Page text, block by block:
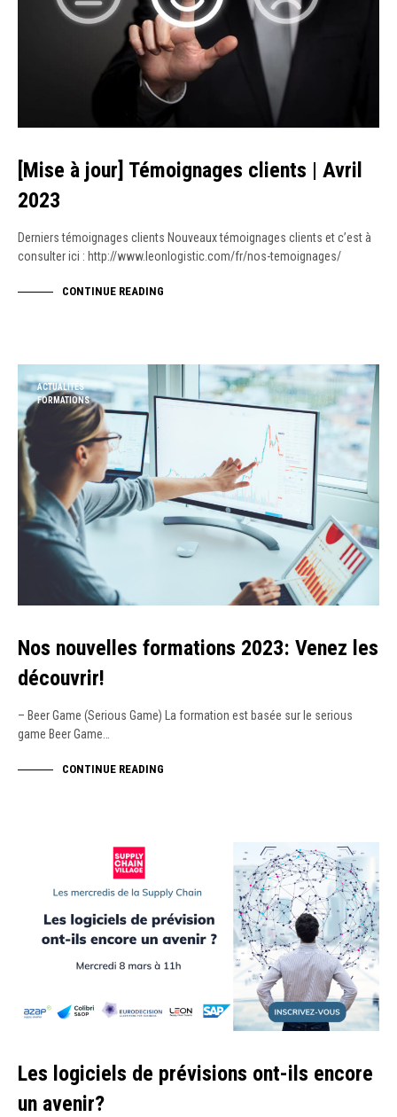
[Mise à jour] Témoignages clients | Avril
2023
Derniers témoignages clients Nouveaux témoignages clients et c’est à
consulter ici : http://www.leonlogistic.com/fr/nos-temoignages/
CONTINUE READING
ACTUALITÉS
FORMATIONS
Nos nouvelles formations 2023: Venez les
découvrir!
– Beer Game (Serious Game) La formation est basée sur le serious
game Beer Game…
CONTINUE READING
Les logiciels de prévisions ont-ils encore
un avenir?